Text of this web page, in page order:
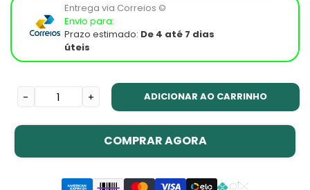
Entrega via Correios ©
Envio para:
Prazo estimado: De 4 até 7 dias
úteis
- + ADICIONAR AO CARRINHO
COMPRAR AGORA